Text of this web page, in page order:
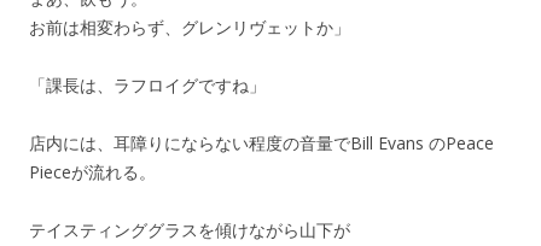
お前は相変わらず、グレンリヴェットか」
「課長は、ラフロイグですね」
店内には、耳障りにならない程度の音量でBill Evans のPeace
Pieceが流れる。
テイスティンググラスを傾けながら山下が